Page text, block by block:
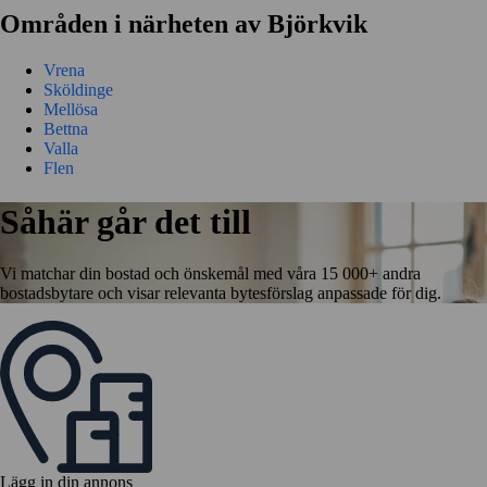
Områden i närheten av Björkvik
Vrena
Sköldinge
Mellösa
Bettna
Valla
Flen
Såhär går det till
Vi matchar din bostad och önskemål med våra 15 000+ andra
bostadsbytare och visar relevanta bytesförslag anpassade för dig.
Lägg in din annons